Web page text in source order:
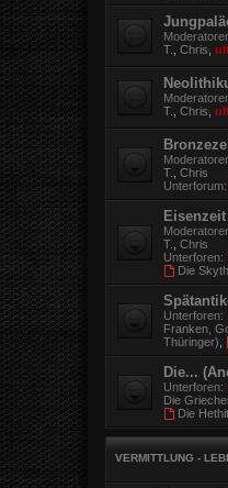
T.
Chris
T.
Chris
T.
Chris
Unterforum:
Eisenzeit
T.
Chris
Unterforen:
Die
Unterforen:
Franken,
Thüringer)
Die...
Unterforen:
Die
Die
VERMITTLUNG -